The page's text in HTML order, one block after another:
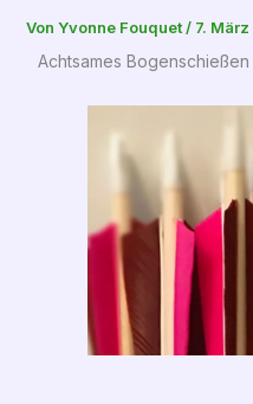
Von Yvonne Fouquet / 7.
Achtsames